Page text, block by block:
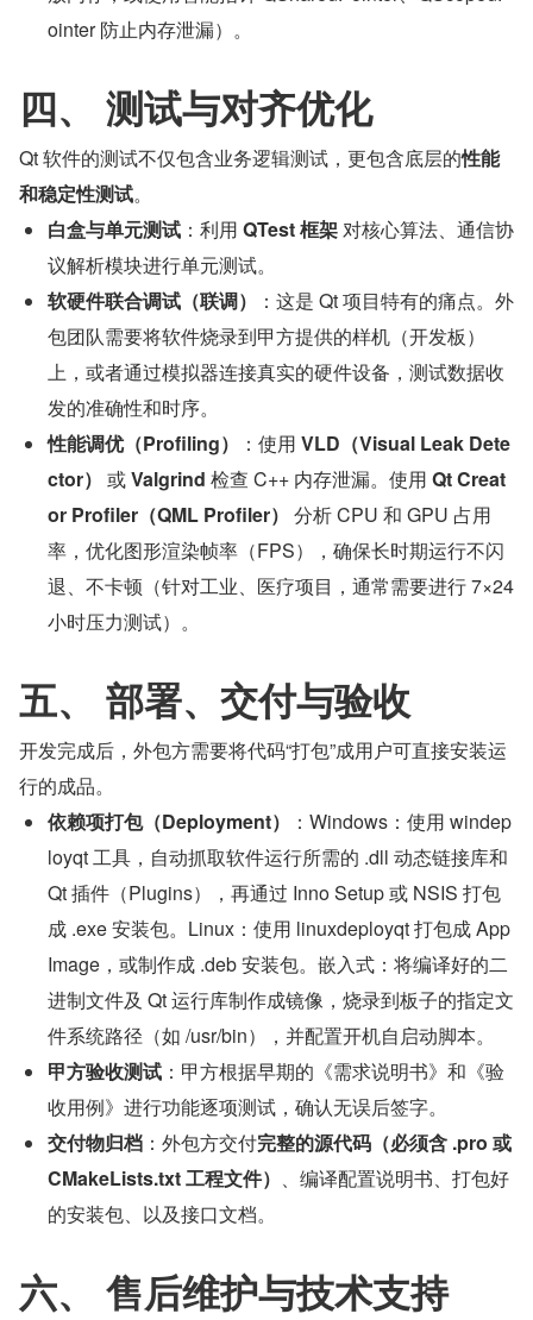
ointer 防止内存泄漏）。
四、 测试与对齐优化
Qt 软件的测试不仅包含业务逻辑测试，更包含底层的性能
和稳定性测试。
白盒与单元测试 ：利用 QTest 框架 对核心算法、通信协
议解析模块进行单元测试。
软硬件联合调试（联调）
：这是 Qt 项目特有的痛点。外
包团队需要将软件烧录到甲方提供的样机（开发板）
上，或者通过模拟器连接真实的硬件设备，测试数据收
发的准确性和时序。
性能调优（Profiling）
：使用 VLD（Visual Leak Dete
ctor） 或 Valgrind 检查 C++ 内存泄漏。使用 Qt Creat
or Profiler（QML Profiler） 分析 CPU 和 GPU 占用
率，优化图形渲染帧率（FPS），确保长时期运行不闪
退、不卡顿（针对工业、医疗项目，通常需要进行 7×24
小时压力测试）。
五、 部署、交付与验收
开发完成后，外包方需要将代码“打包”成用户可直接安装运
行的成品。
依赖项打包（Deployment）
：Windows：使用 windep
loyqt 工具，自动抓取软件运行所需的 .dll 动态链接库和
Qt 插件（Plugins），再通过 Inno Setup 或 NSIS 打包
成 .exe 安装包。Linux：使用 linuxdeployqt 打包成 App
Image，或制作成 .deb 安装包。嵌入式：将编译好的二
进制文件及 Qt 运行库制作成镜像，烧录到板子的指定文
件系统路径（如 /usr/bin），并配置开机自启动脚本。
甲方验收测试 ：甲方根据早期的《需求说明书》和《验
收用例》进行功能逐项测试，确认无误后签字。
交付物归档 ：外包方交付完整的源代码（必须含 .pro 或
CMakeLists.txt 工程文件） 、编译配置说明书、打包好
的安装包、以及接口文档。
六、 售后维护与技术支持